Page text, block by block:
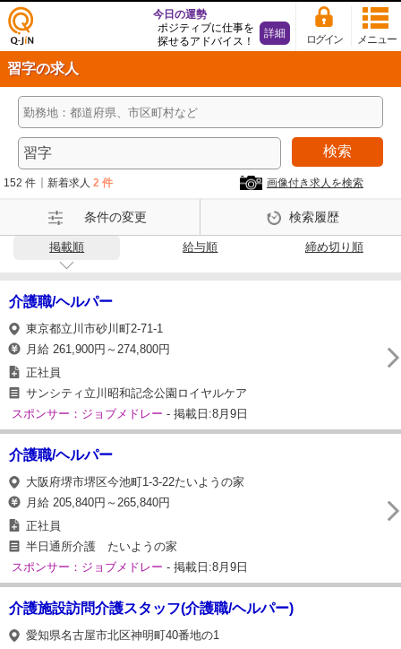
仕事
探し
の求
人サ
イト
Q-Ji
メニュー
ログイン
今日の運勢
ポジティブに仕事を
探せるアドバイス！
詳細
習字の求人
検索
152 件 新着求人 2 件 画像付き求人を検索
条件の変更 検索履歴
掲載順 給与順 締め切り順
介護職/ヘルパー
東京都立川市砂川町2-71-1
月給 261,900円～274,800円
正社員
サンシティ立川昭和記念公園ロイヤルケア
スポンサー：ジョブメドレー - 掲載日:8月9日
介護職/ヘルパー
大阪府堺市堺区今池町1-3-22たいようの家
月給 205,840円～265,840円
正社員
半日通所介護 たいようの家
スポンサー：ジョブメドレー - 掲載日:8月9日
介護施設訪問介護スタッフ(介護職/ヘルパー)
愛知県名古屋市北区神明町40番地の1